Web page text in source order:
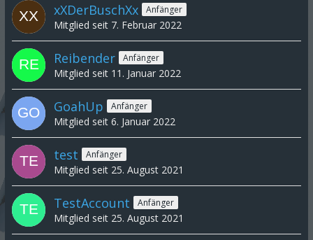
xXDerBuschXx Anfänger
Mitglied seit 7. Februar 2022
Reibender Anfänger
Mitglied seit 11. Januar 2022
GoahUp Anfänger
Mitglied seit 6. Januar 2022
test Anfänger
Mitglied seit 25. August 2021
TestAccount Anfänger
Mitglied seit 25. August 2021